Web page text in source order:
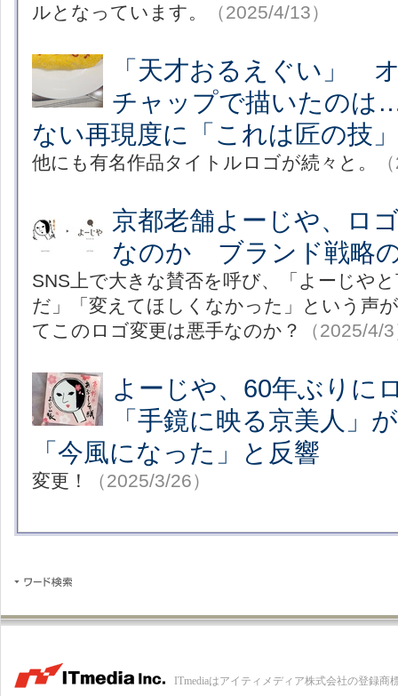
ルとなっています。
（2025/4/13）
「天才おるえぐい」
チャップで描いたの
ない再現度に「これは匠の技」
他にも有名作品タイトルロゴが続々と。
京都老舗よーじや、ロ
なのか ブランド戦略
SNS上で大きな賛否を呼び、「よーじや
だ」「変えてほしくなかった」という声
てこのロゴ変更は悪手なのか？
（2025/4/
よーじや、60年ぶり
「手鏡に映る京美人」
「今風になった」と反響
変更！ （2025/3/26）
ITmediaはアイティメディア株式会社の登録商